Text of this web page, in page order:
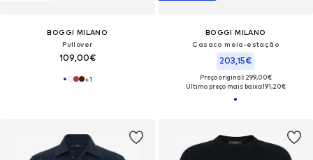
BOGGI MILANO
Pullover
109,00€
+1
BOGGI MILANO
Casaco meia-estação
203,15€
Preço original: 299,00€
Último preço mais baixo:191,20€